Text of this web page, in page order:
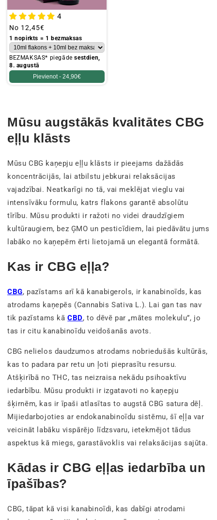
4
Parastā
cena
No 12,45€
1 nopirkts = 1 bezmaksas
BEZMAKSAS* piegādesestdien,
8. augustā
Pievienot - 24,90€
Mūsu augstākās kvalitātes CBG
eļļu klāsts
Mūsu CBG kaņepju eļļu klāsts ir pieejams dažādās
koncentrācijās, lai atbilstu jebkurai relaksācijas
vajadzībai. Neatkarīgi no tā, vai meklējat vieglu vai
intensīvāku formulu, katrs flakons garantē absolūtu
tīrību. Mūsu produkti ir ražoti no videi draudzīgiem
kultūraugiem, bez ĢMO un pesticīdiem, lai piedāvātu jums
labāko no kaņepēm ērti lietojamā un elegantā formātā.
Kas ir CBG eļļa?
CBG, pazīstams arī kā kanabigerols, ir kanabinoīds, kas
atrodams kaņepēs (Cannabis Sativa L.). Lai gan tas nav
tik pazīstams kāCBD, to dēvē par „mātes molekulu”, jo
tas ir citu kanabinoīdu veidošanās avots.
CBG nelielos daudzumos atrodams nobriedušās kultūrās,
kas to padara par retu un ļoti pieprasītu resursu.
Atšķirībā no THC, tas neizraisa nekādu psihoaktīvu
iedarbību. Mūsu produkti ir izgatavoti no kaņepju
šķirnēm, kas ir īpaši atlasītas to augstā CBG satura dēļ.
Mijiedarbojoties ar endokanabinoīdu sistēmu, šī eļļa var
veicināt labāku vispārējo līdzsvaru, ietekmējot tādus
aspektus kā miegs, garastāvoklis vai relaksācijas sajūta.
Kādas ir CBG eļļas iedarbība un
īpašības?
CBG, tāpat kā visi kanabinoīdi, kas dabīgi atrodami